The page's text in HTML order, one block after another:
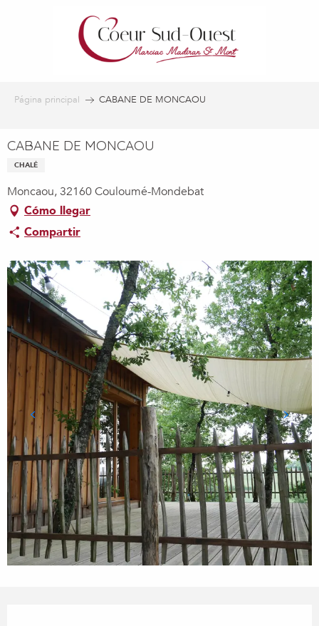
Página principal CABANE DE MONCAOU
CABANE DE MONCAOU
CHALÉ
Moncaou, 32160 Couloumé-Mondebat
Cómo llegar
Compartir